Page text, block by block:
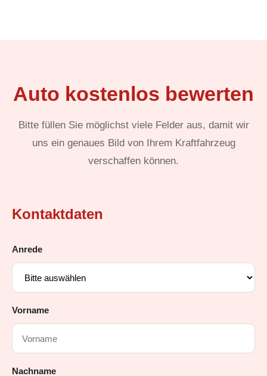
Auto kostenlos bewerten
Bitte füllen Sie möglichst viele Felder aus, damit wir
uns ein genaues Bild von Ihrem Kraftfahrzeug
verschaffen können.
Kontaktdaten
Anrede
Vorname
Nachname